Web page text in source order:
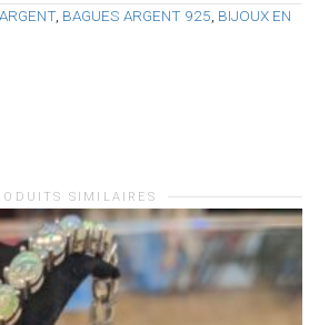
, BAGUES ARGENT 925 BIJOUX EN
SIMILAIRES